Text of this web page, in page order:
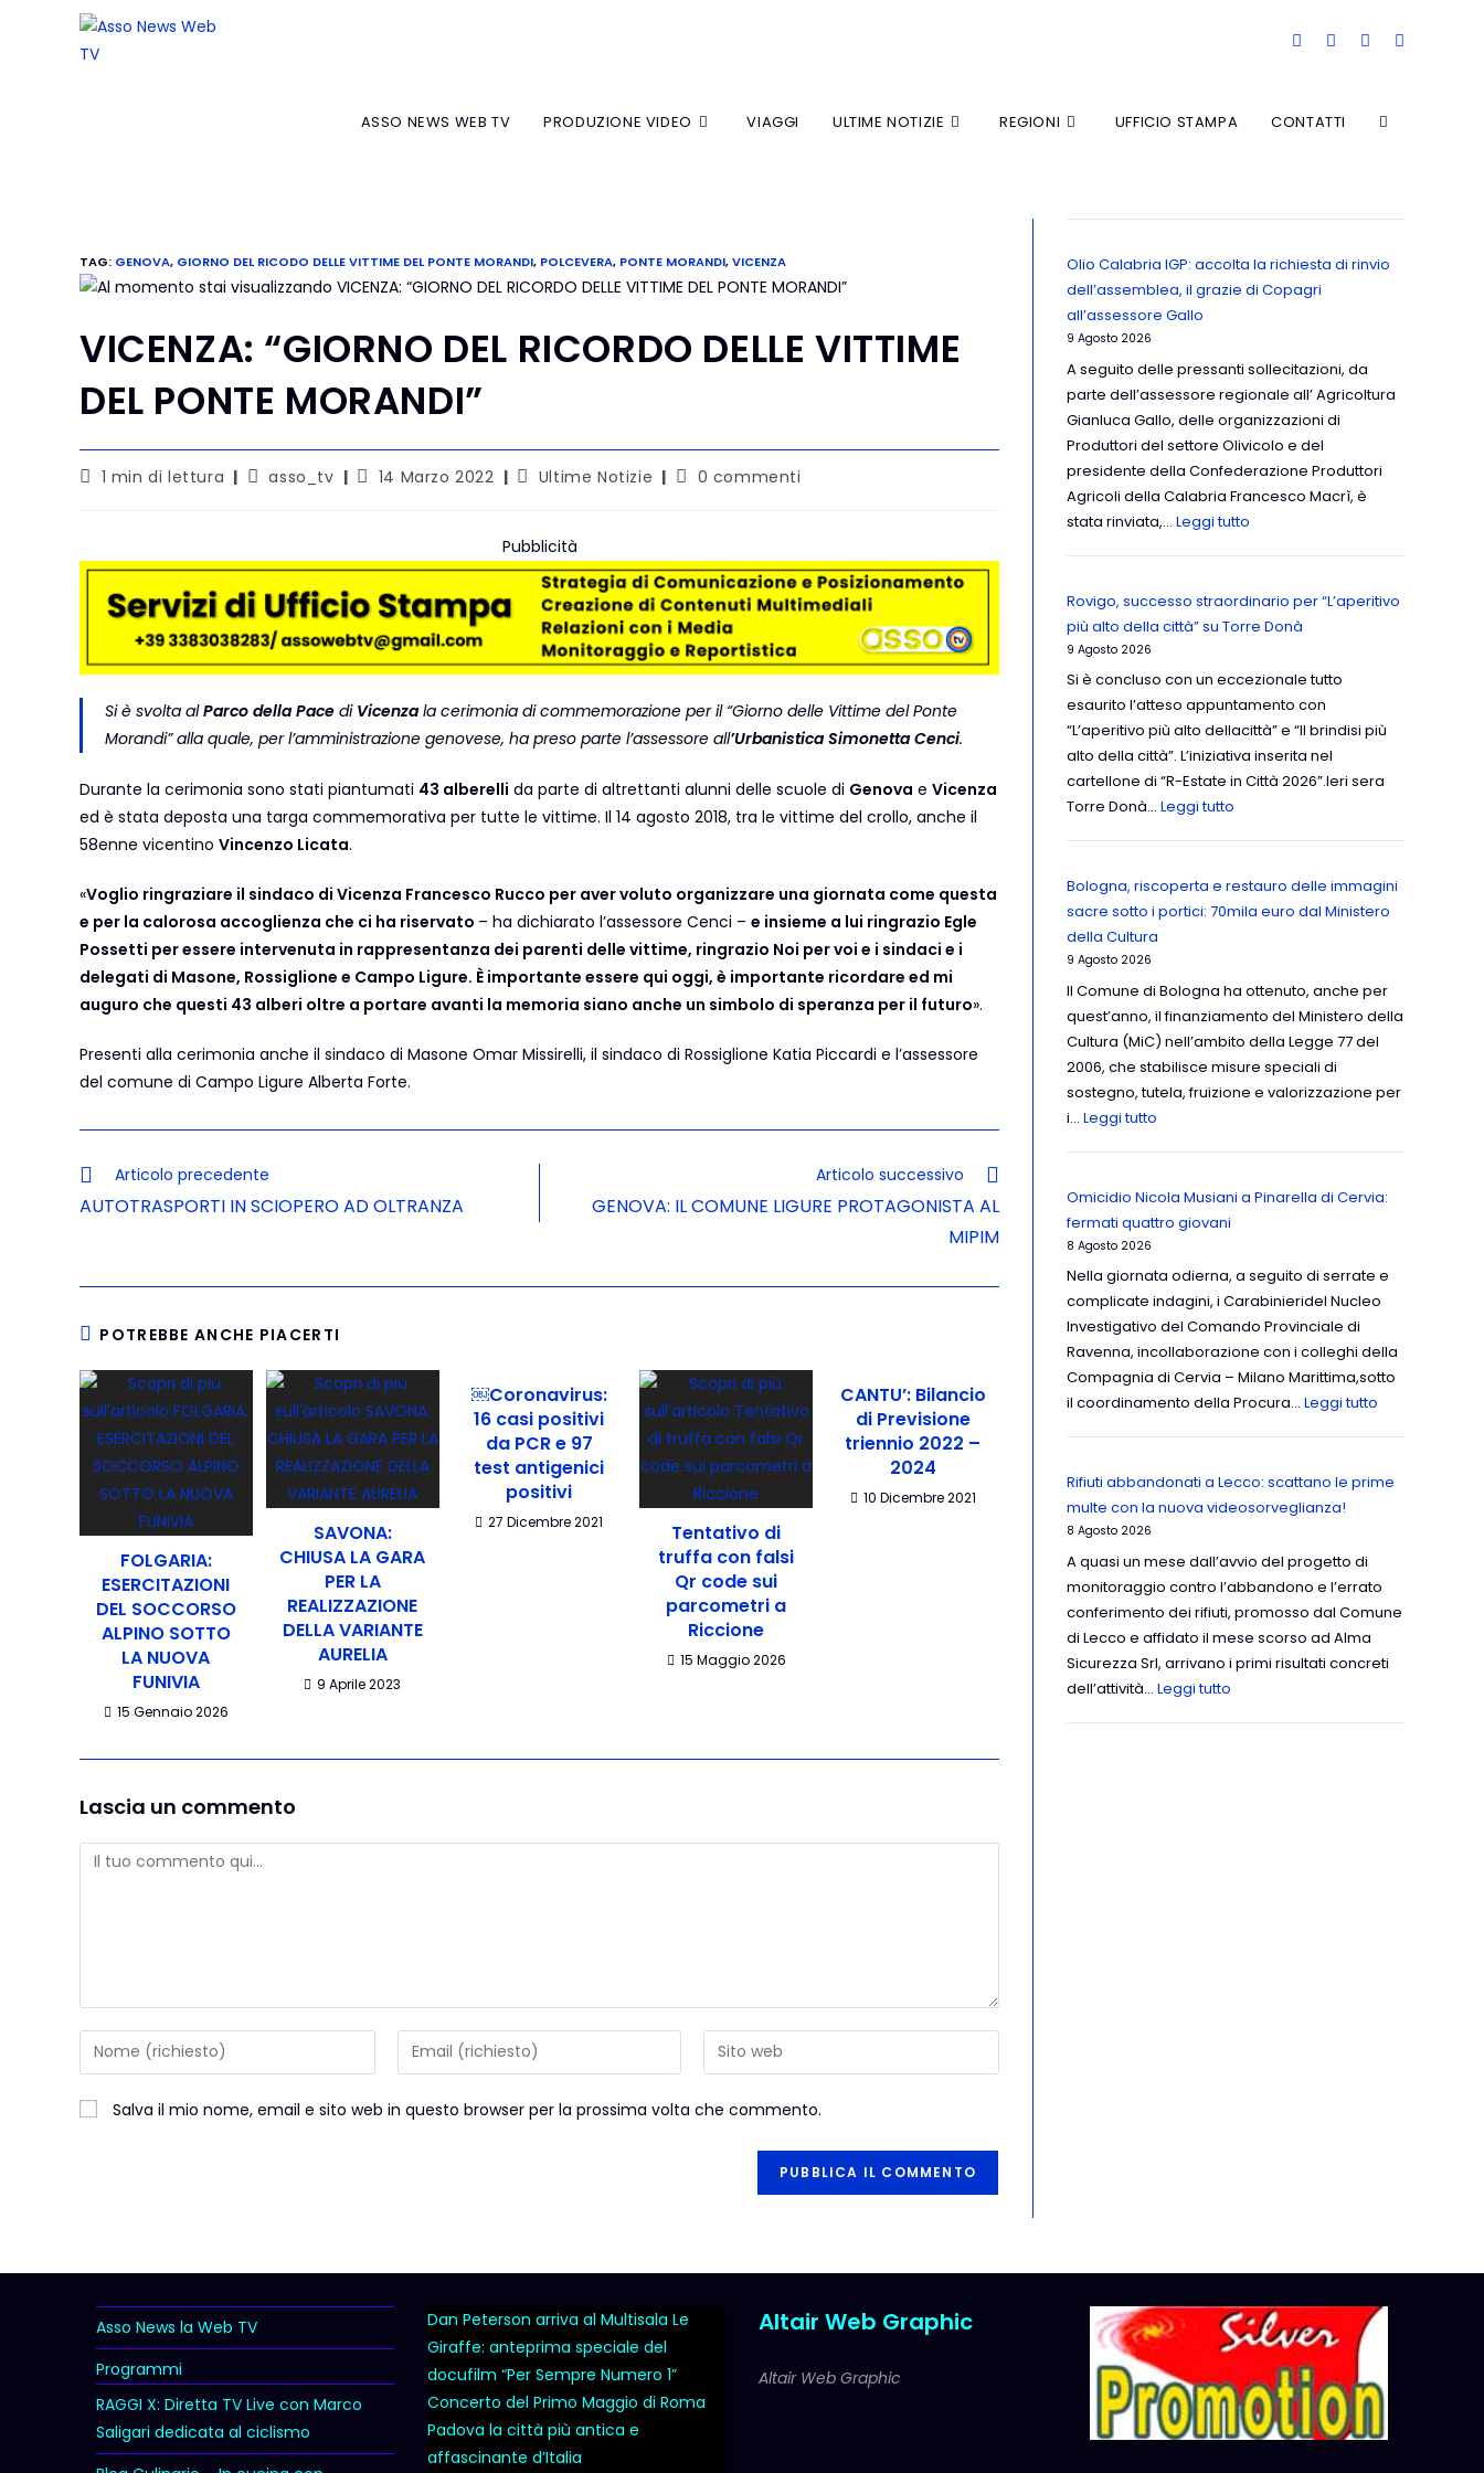
ASSO NEWS WEB TV PRODUZIONE VIDEO VIAGGI ULTIME NOTIZIE REGIONI UFFICIO STAMPA CONTATTI
TAG: GENOVA, GIORNO DEL RICODO DELLE VITTIME DEL PONTE MORANDI, POLCEVERA, PONTE MORANDI,VICENZA
VICENZA: “GIORNO DEL RICORDO DELLE VITTIME
DEL PONTE MORANDI”
1 min di lettura asso_tv 14 Marzo 2022 Ultime Notizie 0 commenti
Pubblicità
Si è svolta alParco della Pace di Vicenzala cerimonia di commemorazione per il “Giorno delle Vittime del Ponte
Morandi” alla quale, per l’amministrazione genovese, ha preso parte l’assessore all’Urbanistica Simonetta Cenci.
Durante la cerimonia sono stati piantumati 43 alberelli da parte di altrettanti alunni delle scuole di Genova e Vicenza
ed è stata deposta una targa commemorativa per tutte le vittime. Il 14 agosto 2018, tra le vittime del crollo, anche il
58enne vicentino Vincenzo Licata.
«Voglio ringraziare il sindaco di Vicenza Francesco Rucco per aver voluto organizzare una giornata come questa
e per la calorosa accoglienza che ci ha riservato – ha dichiarato l’assessore Cenci – e insieme a lui ringrazio Egle
Possetti per essere intervenuta in rappresentanza dei parenti delle vittime, ringrazio Noi per voi e i sindaci e i
delegati di Masone, Rossiglione e Campo Ligure. È importante essere qui oggi, è importante ricordare ed mi
auguro che questi 43 alberi oltre a portare avanti la memoria siano anche un simbolo di speranza per il futuro».
Presenti alla cerimonia anche il sindaco di Masone Omar Missirelli, il sindaco di Rossiglione Katia Piccardi e l’assessore
del comune di Campo Ligure Alberta Forte.
Articolo precedente
AUTOTRASPORTI IN SCIOPERO AD OLTRANZA
Articolo successivo
GENOVA: IL COMUNE LIGURE PROTAGONISTA AL
MIPIM
POTREBBE ANCHE PIACERTI
FOLGARIA:
ESERCITAZIONI
DEL SOCCORSO
ALPINO SOTTO
LA NUOVA
FUNIVIA
15 Gennaio 2026
SAVONA:
CHIUSA LA GARA
PER LA
REALIZZAZIONE
DELLA VARIANTE
AURELIA
9 Aprile 2023
￼Coronavirus:
16 casi positivi
da PCR e 97
test antigenici
positivi
27 Dicembre 2021
Tentativo di
truffa con falsi
Qr code sui
parcometri a
Riccione
15 Maggio 2026
CANTU’: Bilancio
di Previsione
triennio 2022 –
2024
10 Dicembre 2021
Lascia un commento
Salva il mio nome, email e sito web in questo browser per la prossima volta che commento.
Olio Calabria IGP: accolta la richiesta di rinvio
dell’assemblea, il grazie di Copagri
all’assessore Gallo
9 Agosto 2026
A seguito delle pressanti sollecitazioni, da
parte dell’assessore regionale all’ Agricoltura
Gianluca Gallo, delle organizzazioni di
Produttori del settore Olivicolo e del
presidente della Confederazione Produttori
Agricoli della Calabria Francesco Macrì, è
stata rinviata,… Leggi tutto
Rovigo, successo straordinario per “L’aperitivo
più alto della città” su Torre Donà
9 Agosto 2026
Si è concluso con un eccezionale tutto
esaurito l’atteso appuntamento con
“L’aperitivo più alto dellacittà” e “Il brindisi più
alto della città”. L’iniziativa inserita nel
cartellone di “R-Estate in Città 2026”.Ieri sera
Torre Donà… Leggi tutto
Bologna, riscoperta e restauro delle immagini
sacre sotto i portici: 70mila euro dal Ministero
della Cultura
9 Agosto 2026
Il Comune di Bologna ha ottenuto, anche per
quest’anno, il finanziamento del Ministero della
Cultura (MiC) nell’ambito della Legge 77 del
2006, che stabilisce misure speciali di
sostegno, tutela, fruizione e valorizzazione per
i… Leggi tutto
Omicidio Nicola Musiani a Pinarella di Cervia:
fermati quattro giovani
8 Agosto 2026
Nella giornata odierna, a seguito di serrate e
complicate indagini, i Carabinieridel Nucleo
Investigativo del Comando Provinciale di
Ravenna, incollaborazione con i colleghi della
Compagnia di Cervia – Milano Marittima,sotto
il coordinamento della Procura… Leggi tutto
Rifiuti abbandonati a Lecco: scattano le prime
multe con la nuova videosorveglianza!
8 Agosto 2026
A quasi un mese dall’avvio del progetto di
monitoraggio contro l’abbandono e l’errato
conferimento dei rifiuti, promosso dal Comune
di Lecco e affidato il mese scorso ad Alma
Sicurezza Srl, arrivano i primi risultati concreti
dell’attività… Leggi tutto
Asso News la Web TV
Programmi
RAGGI X: Diretta TV Live con Marco
Saligari dedicata al ciclismo
Dan Peterson arriva al Multisala Le
Giraffe: anteprima speciale del
docufilm “Per Sempre Numero 1”
Concerto del Primo Maggio di Roma
Padova la città più antica e
affascinante d’Italia
Altair Web Graphic
Altair Web Graphic